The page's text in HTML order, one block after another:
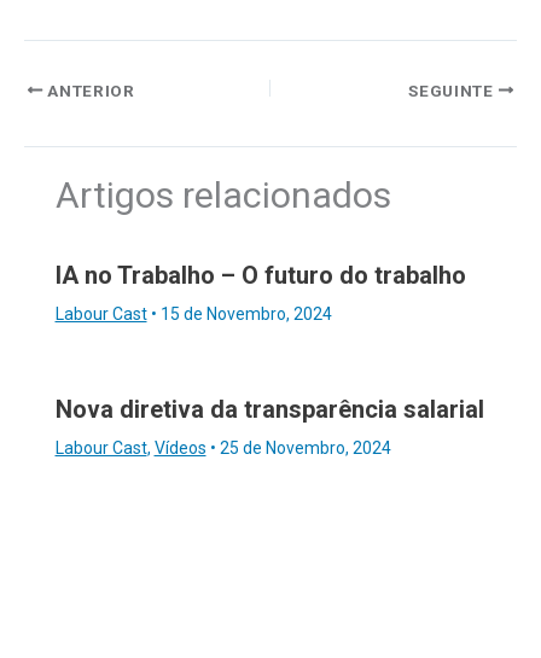
ANTERIOR SEGUINTE
Artigos relacionados
IA no Trabalho – O futuro do trabalho
Labour Cast• 15 de Novembro, 2024
Nova diretiva da transparência salarial
Labour Cast, Vídeos • 25 de Novembro, 2024